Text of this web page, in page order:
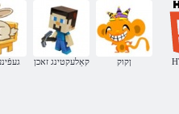
שריה שזדיליוו יד ןעוועטַאר
קאַלעקטינג זאכן ןקוק